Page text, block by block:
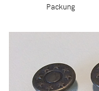
Packung